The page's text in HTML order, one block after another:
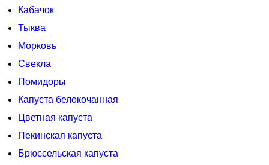
Кабачок
Тыква
Морковь
Свекла
Помидоры
Капуста белокочанная
Цветная капуста
Пекинская капуста
Брюссельская капуста